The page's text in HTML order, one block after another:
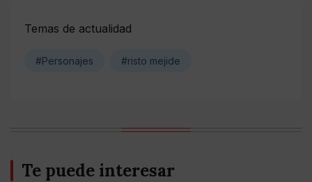
Temas de actualidad
#Personajes #risto mejide
Te puede interesar